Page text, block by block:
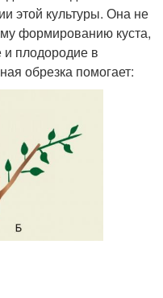
этой культуры. Она не
формированию куста,
и плодородие в
обрезка помогает: